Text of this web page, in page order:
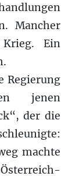
Mancher
Ein
Regierung
jenen
der die
machte